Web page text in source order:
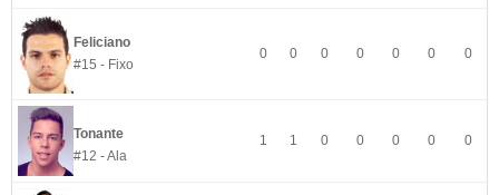
Feliciano
#15 - Fixo
0 0 0 0 0 0 0
Tonante
#12 - Ala
1 1 0 0 0 0 0